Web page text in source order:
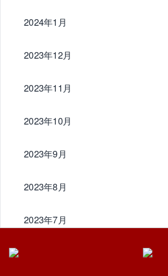
2024年1月
2023年12月
2023年11月
2023年10月
2023年9月
2023年8月
2023年7月